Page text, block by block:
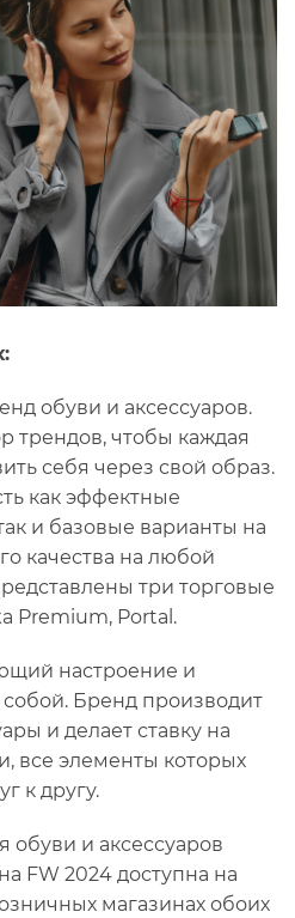
обуви и аксессуаров.
чтобы каждая
себя через свой образ.
как эффектные
и базовые варианты на
качества на любой
три торговые
Premium, Portal.
настроение и
Бренд производит
и делает ставку на
все элементы которых
к другу.
обуви и аксессуаров
FW 2024 доступна на
магазинах обоих